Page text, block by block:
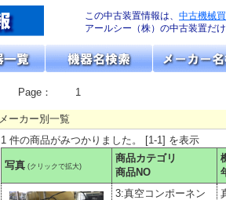
この中古装置情報は、 中古機械
アールシー（株）の中古装置だ
Page： 1
メーカー別一覧
1 件の商品がみつかりました。 [1-1] を表示
写真 (クリックで拡大)
商品カテゴリ
商品NO
3:真空コンポーネン